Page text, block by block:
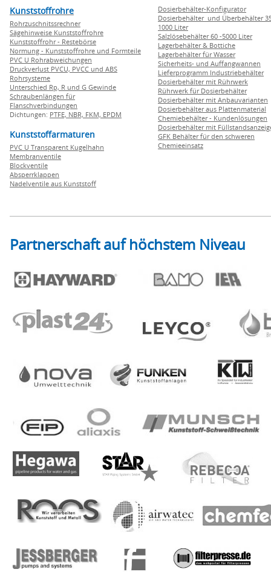
Kunststoffrohre
Rohrzuschnitssrechner
Sägehinweise Kunststoffrohre
Kunststoffrohr - Restebörse
Normung - Kunststoffrohre und Formteile
PVC U Rohrabweichungen
Druckverlust PVCU, PVCC und ABS
Rohrsysteme
Unterschied Rp, R und G Gewinde
Schraubenlängen für
Flanschverbindungen
Dichtungen: PTFE, NBR, FKM, EPDM
Kunststoffarmaturen
PVC U Transparent Kugelhahn
Membranventile
Blockventile
Absperrklappen
Nadelventile aus Kunststoff
Dosierbehälter-Konfigurator
Dosierbehälter und Überbehälter
1000 Liter
Salzlösebehälter 60 -5000 Liter
Lagerbehälter & Bottiche
Lagerbehälter für Wasser
Sicherheits- und Auffangwannen
Lieferprogramm Industriebehälter
Dosierbehälter mit Rührwerk
Rührwerk für Dosierbehälter
Dosierbehälter mit Anbauvarianten
Dosierbehälter aus Plattenmaterial
Chemiebehälter - Kundenlösungen
Dosierbehälter mit
GFK Behälter für den schweren
Chemieeinsatz
Partnerschaft auf höchstem Niveau